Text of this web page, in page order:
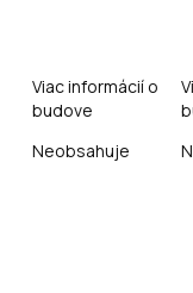
Viac informácií o
budove
Neobsahuje